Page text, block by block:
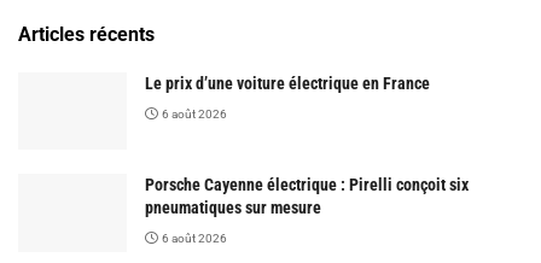
Articles récents
Le prix d’une voiture électrique en France
6 août 2026
Porsche Cayenne électrique : Pirelli conçoit six
pneumatiques sur mesure
6 août 2026